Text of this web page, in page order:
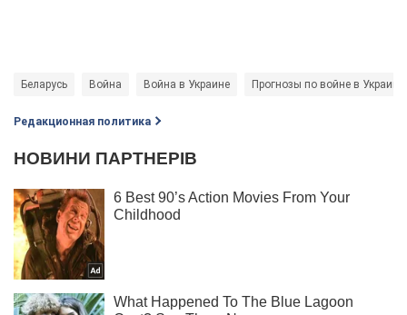
Беларусь Война Война в Украине Прогнозы по войне в Украине
Редакционная политика